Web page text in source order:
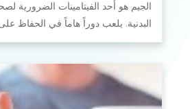
الجيم هو أحد الفيتامينات الضرورية
البدنية. يلعب دوراً هاماً في الحفاظ